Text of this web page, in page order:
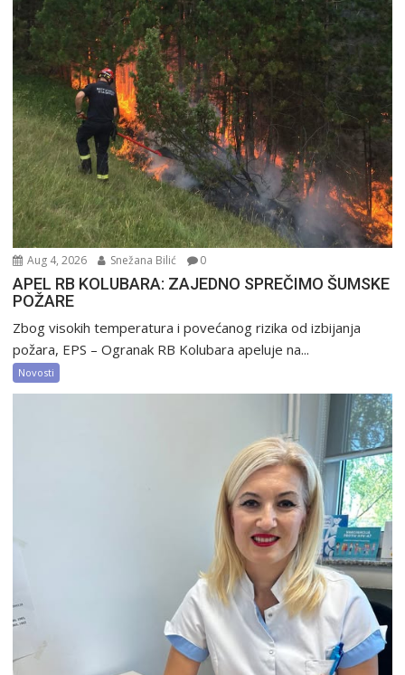
Aug 4, 2026 Snežana Bilić 0
APEL RB KOLUBARA: ZAJEDNO SPREČIMO ŠUMSKE
POŽARE
Zbog visokih temperatura i povećanog rizika od izbijanja
požara, EPS – Ogranak RB Kolubara apeluje na...
Novosti